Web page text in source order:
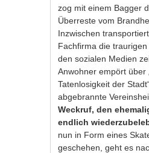
zog mit einem Bagger
Überreste vom
Inzwischen
Fachfirma die
den sozialen Medien
Anwohner empört über
Tatenlosigkeit der
abgebrannte
Weckruf, den
endlich
nun in Form eines
geschehen, geht es